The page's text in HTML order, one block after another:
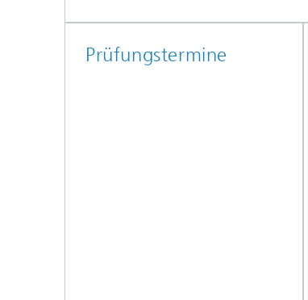
Prüfungstermine